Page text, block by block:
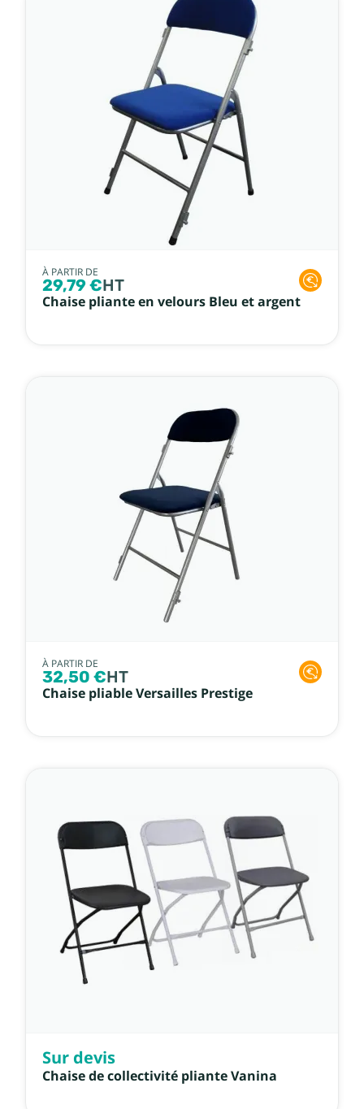
À PARTIR DE
29,79 €HT
Chaise pliante en velours Bleu et argent
À PARTIR DE
32,50 €HT
Chaise pliable Versailles Prestige
Sur devis
Chaise de collectivité pliante Vanina